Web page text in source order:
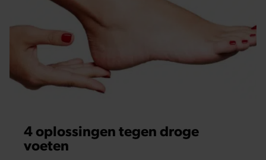
4 oplossingen tegen droge
voeten